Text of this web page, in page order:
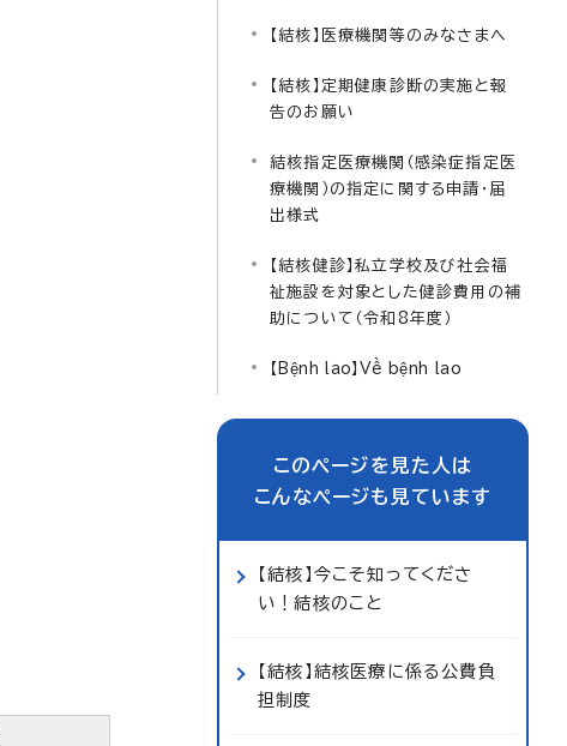
【結核】医療機関等のみなさまへ
【結核】定期健康診断の実施と報
告のお願い
結核指定医療機関（感染症指定医
療機関）の指定に関する申請・届
出様式
【結核健診】私立学校及び社会福
祉施設を対象とした健診費用の補
助について（令和8年度）
【Bệnh lao】Về bệnh lao
このページを見た人は
こんなページも見ています
【結核】今こそ知ってくださ
い！結核のこと
【結核】結核医療に係る公費負
担制度